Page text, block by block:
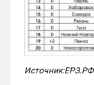
Источник:ЕРЗ.РФ